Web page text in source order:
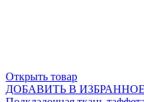
Открыть товар
ДОБАВИТЬ В ИЗБРАННОЕ